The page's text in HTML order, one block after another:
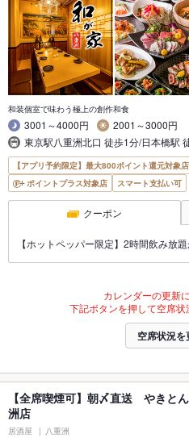
和装個室で味わう極上の創作和食
3001～4000円
2001～3000円
東京駅八重洲北口 徒歩1分/日本橋駅
【アプリ予約限定】最大800ポイント還元対象店
ポイントプラス対象店
スマート支払い可
クーポン
【ホットペッパー限定】2時間飲み放
カレンダーの更新
下記ボタンを押して空席状
空席状況を
【全席喫煙可】朝〆直送 やき
洲店
居酒屋 八重洲